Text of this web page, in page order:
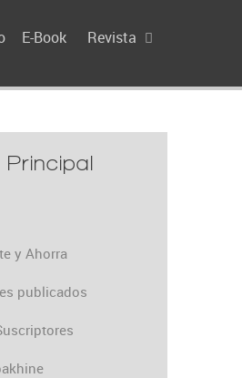
E-Book Revista
y Ahorra
publicados